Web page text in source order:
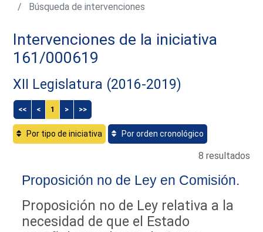
Búsqueda de intervenciones
Intervenciones de la iniciativa
161/000619
XII Legislatura (2016-2019)
<< < 1 > >>
Por tipo de iniciativa Por orden cronológico
8 resultados
Proposición no de Ley en Comisión.
Proposición no de Ley relativa a la
necesidad de que el Estado